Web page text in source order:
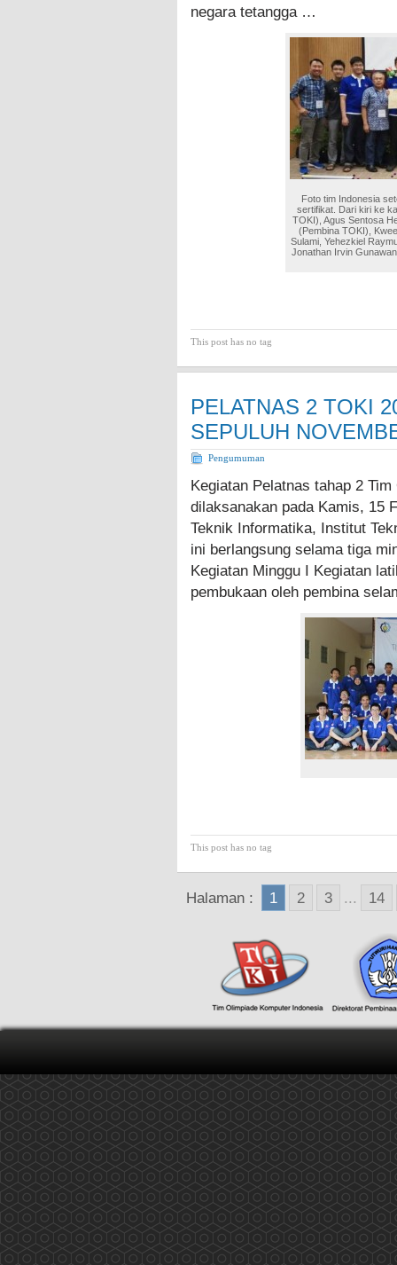
negara tetangga …
Foto tim Indonesia
sertifikat. Dari kiri ke
TOKI), Agus Sentosa
(Pembina TOKI),
Sulami, Yehezkiel
Jonathan Irvin
This post has no tag
PELATNAS 2 TOKI
SEPULUH
Pengumuman
Kegiatan Pelatnas tahap 2
dilaksanakan pada Kamis, 15
Teknik Informatika, Institut
ini berlangsung selama tiga
Kegiatan Minggu I Kegiatan
pembukaan oleh pembina
This post has no tag
Halaman : 1 2 3 ... 14